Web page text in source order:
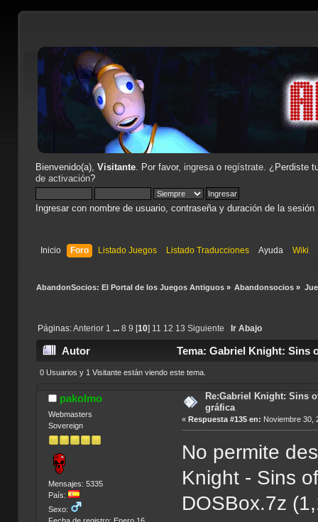
Bienvenido(a), Visitante. Por favor, ingresao regístrate. ¿Perdiste
de activación?
Ingresar con nombre de usuario, contraseña y duración de la sesión
Inicio Foro Listado Juegos Listado Traducciones Ayuda Wiki
AbandonSocios: El Portal de los Juegos Antiguos» Abandonsocios »
Páginas:Anterior 1 ... 8 9 [10] 11 12 13 Siguiente Ir Abajo
Autor Tema: Gabriel Knight: Sins
0 Usuarios y 1 Visitante están viendo este tema.
pakolmo
Webmasters
Sovereign
Mensajes: 5335
País:
Sexo:
Re:Gabriel Knight: Sins
gráfica
«Respuesta #135 en: Noviembre 30,
No permite
Knight - Sins
DOSBox.7z